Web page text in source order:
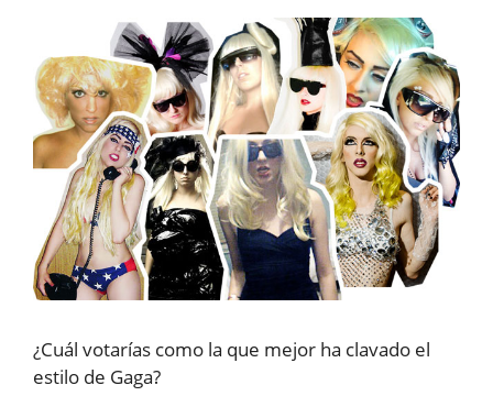
¿Cuál votarías como la que mejor ha clavado el
estilo de Gaga?